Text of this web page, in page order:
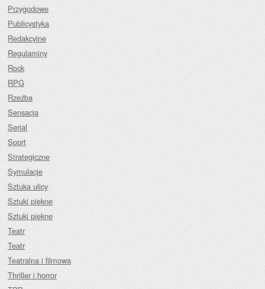
Przygodowe
Publicystyka
Redakcyjne
Regulaminy
Rock
RPG
Rzeźba
Sensacja
Serial
Sport
Strategiczne
Symulacje
Sztuka ulicy
Sztuki piękne
Sztuki piękne
Teatr
Teatr
Teatralna i filmowa
Thriller i horror